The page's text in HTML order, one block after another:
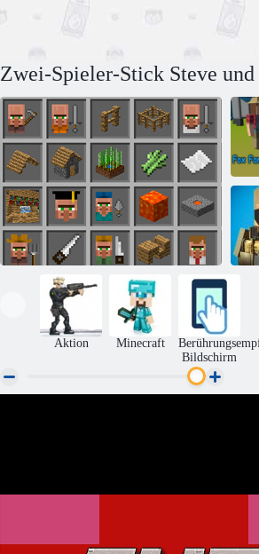
Zwei-Spieler-Stick Steve
Aktion Minecraft
Bildschirm